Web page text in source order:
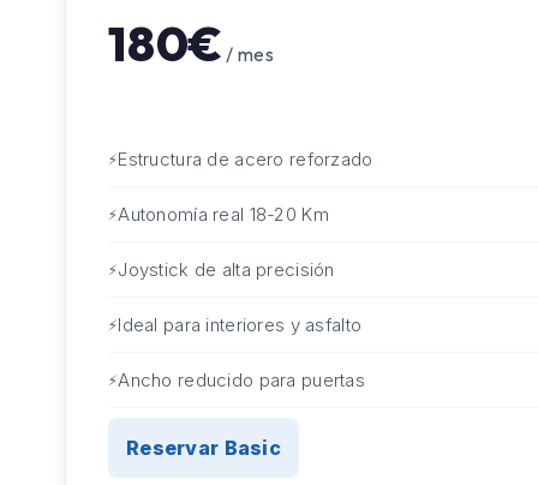
180€ / mes
Estructura de acero reforzado
Autonomía real 18-20 Km
Joystick de alta precisión
Ideal para interiores y asfalto
Ancho reducido para puertas
Reservar Basic